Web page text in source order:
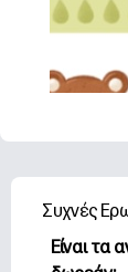
Συχνές
Είναι τα